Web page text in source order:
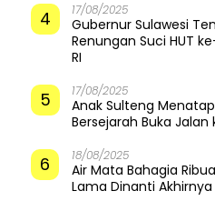
4 17/08/2025
Gubernur Sulawesi
Renungan Suci HUT
RI
5 17/08/2025
Anak Sulteng
Bersejarah Buka
6 18/08/2025
Air Mata Bahagia
Lama Dinanti Akhirnya